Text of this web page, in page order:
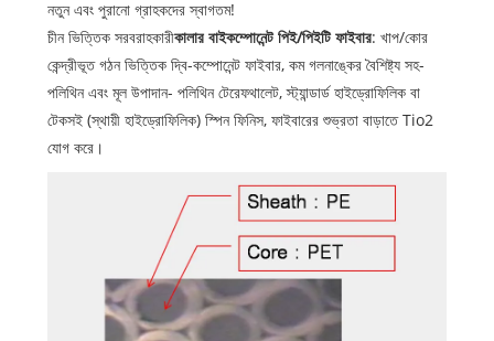
নতুন এবং পুরানো গ্রাহকদের স্বাগতম!
চীন ভিত্তিক সরবরাহকারীকালার বাইকম্পোনেন্ট পিই/পিইটি ফাইবার: খাপ/কোর
কেন্দ্রীভূত গঠন ভিত্তিক দ্বি-কম্পোনেন্ট ফাইবার, কম গলনাঙ্কের বৈশিষ্ট্য সহ-
পলিথিন এবং মূল উপাদান- পলিথিন টেরেফথালেট, স্ট্যান্ডার্ড হাইড্রোফিলিক বা
টেকসই (স্থায়ী হাইড্রোফিলিক) স্পিন ফিনিস, ফাইবারের শুভ্রতা বাড়াতে Tio2
যোগ করে।